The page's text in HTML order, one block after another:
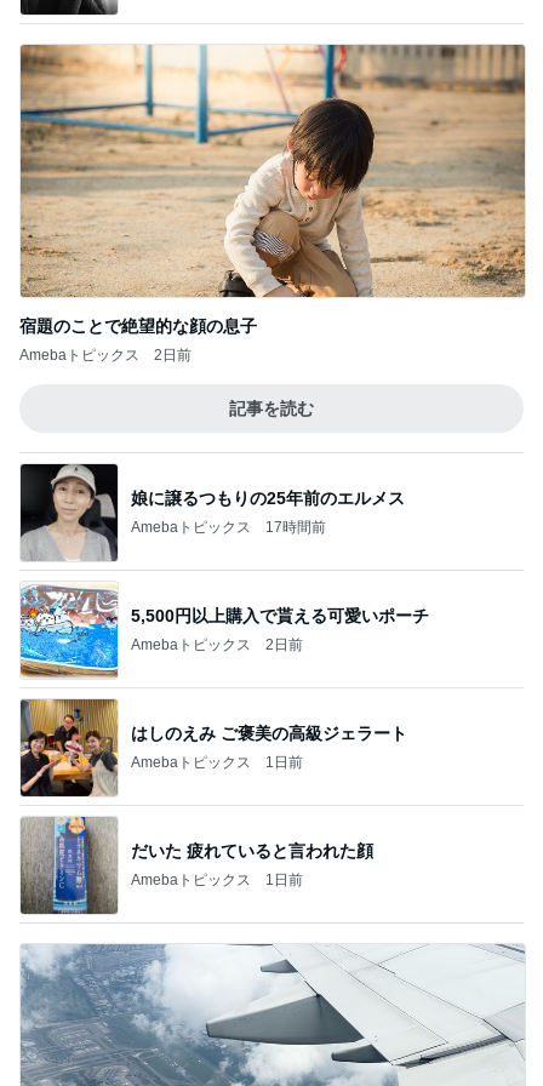
宿題のことで絶望的な顔の息子
Amebaトピックス 2日前
記事を読む
娘に譲るつもりの25年前のエルメス
Amebaトピックス 17時間前
5,500円以上購入で貰える可愛いポーチ
Amebaトピックス 2日前
はしのえみ ご褒美の高級ジェラート
Amebaトピックス 1日前
だいた 疲れていると言われた顔
Amebaトピックス 1日前